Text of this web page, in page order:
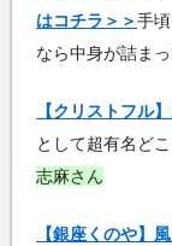
はコチラ＞＞手
なら中身が詰ま
【クリストフル
として超有名ど
志麻さん
【銀座くのや】